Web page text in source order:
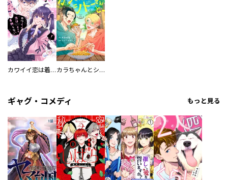
カワイイ恋は着飾らない カラちゃんとシトーさんと、 【分冊版】
ギャグ・コメディ もっと見る